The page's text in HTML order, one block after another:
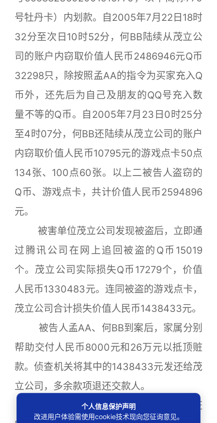
号牡丹卡）内划款。自2005年7月22日18时
32分至次日10时52分，何BB陆续从茂立公
司的账户内窃取价值人民币2486946元Q币
32298只，除按照孟AA的指令为买家充入Q
币外，还先后为自己及朋友的QQ号充入数
量不等的Q币。自2005年7月23日0时25分
至4时07分，何BB还陆续从茂立公司的账户
内窃取价值人民币10795元的游戏点卡50点
134张、100点60张。以上二被告人盗窃的
Q币、游戏点卡，共计价值人民币2594896
元。
被害单位茂立公司发现被盗后，立即通
过腾讯公司在网上追回被盗的Q币15019
个。茂立公司实际损失Q币17279个，价值
人民币1330483元。连同被盗的游戏点卡，
茂立公司合计损失价值人民币1438433元。
被告人孟AA、何BB到案后，家属分别
帮助交付人民币8000元和26万元以抵顶赃
款。侦查机关将其中的1438433元发还给茂
立公司，多余款项退还交款人。
上述事实，有下列经庭审质证的证据证
个人信息保护声明
改进用户体验需使用cookie技术现向您征询意见。